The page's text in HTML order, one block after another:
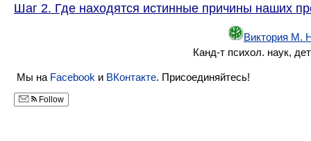
Шаг 2. Где находятся истинные причины наших
Виктория М.
Канд-т психол. наук,
Мы на Facebook и ВКонтакте. Присоединяйтесь!
Follow